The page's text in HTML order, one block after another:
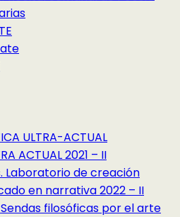
ULTRA-ACTUAL
ACTUAL 2021 – II
Laboratorio de creación
en narrativa 2022 – II
filosóficas por el arte